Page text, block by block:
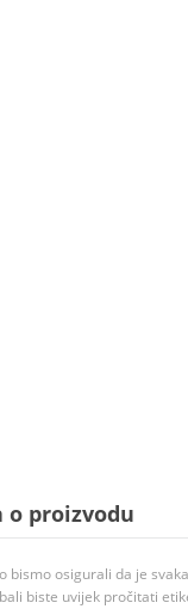
proizvodu
bismo osigurali da je
biste uvijek pročitati